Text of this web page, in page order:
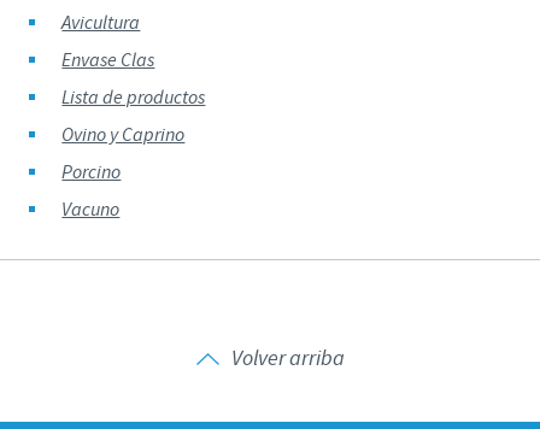
Avicultura
Envase Clas
Lista de productos
Ovino y Caprino
Porcino
Vacuno
Volver arriba